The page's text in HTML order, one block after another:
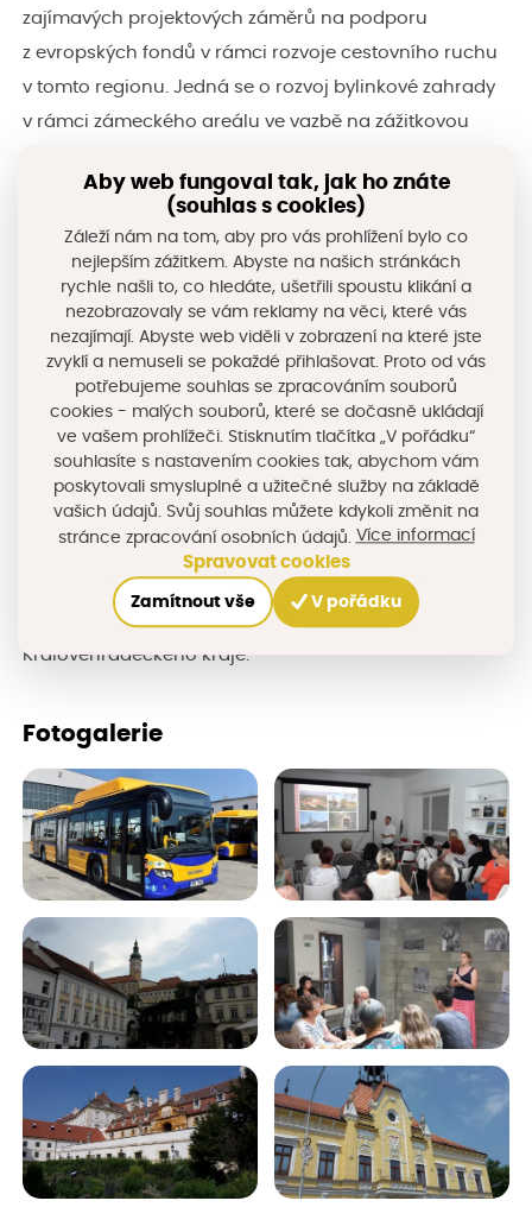
zajímavých projektových záměrů na podporu
z evropských fondů v rámci rozvoje cestovního ruchu
v tomto regionu. Jedná se o rozvoj bylinkové zahrady
v rámci zámeckého areálu ve vazbě na zážitkovou
připravované výzvy MAS Lednicko-valtický areál.
Posledním zastavením v rámci dvoudenní exkurze byla
Břeclav, kde zástupci obcí navštívili místní podnik,
který zajišťuje regionální autobusovou dopravu. Této
firmě se mj. podařilo získat evropskou dotaci
z Integrovaného regionálního operačního programu
na nákup nízkoemisních a bezbariérových vozidel
využívající alternativní palivo CNG.
Všichni účastníci exkurze hodnotili tuto akci za velice
inspirativní a přínosnou. Nově nabité zkušenosti
a nové nápady jistě brzy uplatní ku prospěchu rozvoje
svých obcí, mikroregionů, ale i celého území
Královéhradeckého kraje.
Fotogalerie
Aby web fungoval tak, jak ho znáte
(souhlas s cookies)
Záleží nám na tom, aby pro vás prohlížení bylo co
nejlepším zážitkem. Abyste na našich stránkách
rychle našli to, co hledáte, ušetřili spoustu klikání a
nezobrazovaly se vám reklamy na věci, které vás
nezajímají. Abyste web viděli v zobrazení na které jste
zvyklí a nemuseli se pokaždé přihlašovat. Proto od vás
potřebujeme souhlas se zpracováním souborů
cookies - malých souborů, které se dočasně ukládají
ve vašem prohlížeči. Stisknutím tlačítka „V pořádku“
souhlasíte s nastavením cookies tak, abychom vám
poskytovali smysluplné a užitečné služby na základě
vašich údajů. Svůj souhlas můžete kdykoli změnit na
stránce zpracování osobních údajů. Více informací
Spravovat cookies
Zamítnout vše V pořádku